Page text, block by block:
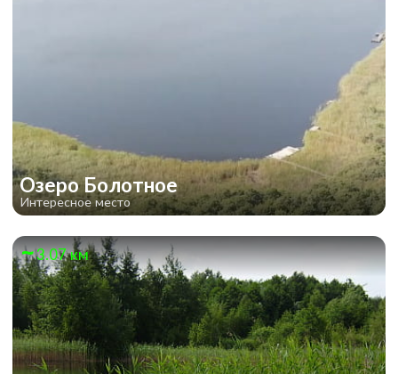
Озеро Болотное
Интересное место
3.07 км